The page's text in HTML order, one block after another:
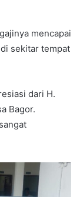
mencapai
sekitar tempat
dari H.
Bagor.